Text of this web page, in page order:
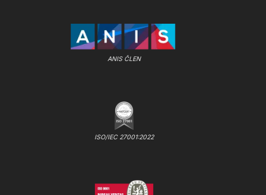
ANIS ČLEN
ISO/IEC 27001:2022